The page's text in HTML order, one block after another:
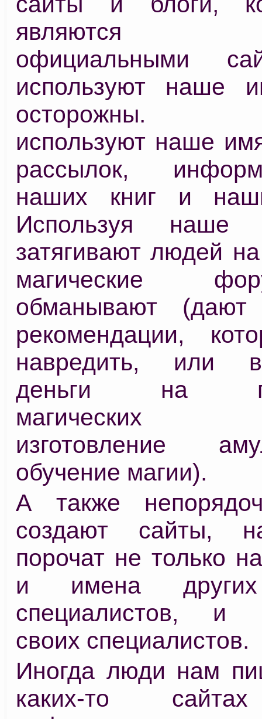
являются
официальными
используют наше
осторожны.
используют наше
рассылок,
наших книг и
Используя
затягивают людей
магические
обманывают
рекомендации,
навредить, или
деньги на
магических
изготовление
обучение магии).
А также
создают сайты,
порочат не только
и имена
специалистов, и
своих специалистов.
Иногда люди нам
каких-то